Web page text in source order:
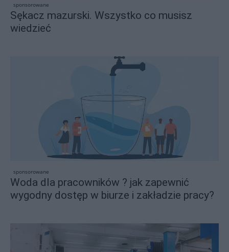
sponsorowane
Sękacz mazurski. Wszystko co musisz
wiedzieć
sponsorowane
Woda dla pracowników ? jak zapewnić
wygodny dostęp w biurze i zakładzie pracy?